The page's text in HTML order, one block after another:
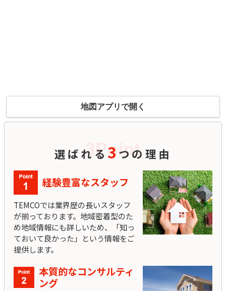
地図アプリで開く
選ばれる 3 つの理由
経験豊富なスタッフ
TEMCOでは業界歴の長いスタッフ
が揃っております。地域密着型のた
め地域情報にも詳しいため、「知っ
ておいて良かった」という情報をご
提供します。
本質的なコンサルティ
ング